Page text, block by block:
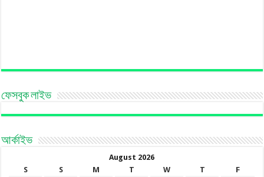
ফেসবুক লাইভ
আর্কাইভ
August 2026
S
S M T W T
F